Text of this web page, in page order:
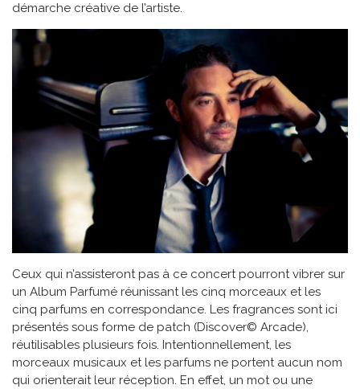
démarche créative de l’artiste.
Ceux qui n’assisteront pas à ce concert pourront vibrer sur
un Album Parfumé réunissant les cinq morceaux et les
cinq parfums en correspondance. Les fragrances sont ici
présentés sous forme de patch (Discover© Arcade),
réutilisables plusieurs fois. Intentionnellement, les
morceaux musicaux et les parfums ne portent aucun nom
qui orienterait leur réception. En effet, un mot ou une